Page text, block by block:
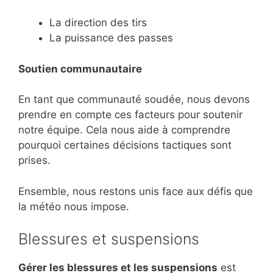
La direction des tirs
La puissance des passes
Soutien communautaire
En tant que communauté soudée, nous devons
prendre en compte ces facteurs pour soutenir
notre équipe. Cela nous aide à comprendre
pourquoi certaines décisions tactiques sont
prises.
Ensemble, nous restons unis face aux défis que
la météo nous impose.
Blessures et suspensions
Gérer les blessures et les suspensions est